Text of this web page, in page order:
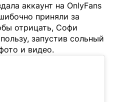
аккаунт на OnlyFans
приняли за
отрицать, Софи
запустив сольный
и видео.